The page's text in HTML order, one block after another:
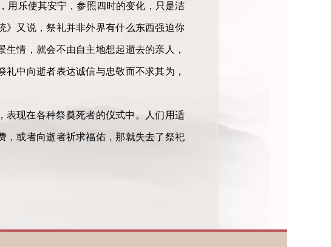
用乐使其安宁，参照四时的变化，只是洁
》又说，祭礼并非外界有什么东西强迫你
情，就会不由自主地想起逝去的亲人，
中向逝者表达诚信与忠敬而不求其为，
表现在各种祭奠死者的仪式中。人们用适
，或者向逝者祈求福佑，那就失去了祭祀